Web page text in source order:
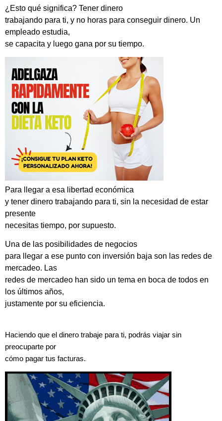
¿Esto qué significa? Tener dinero
trabajando para ti, y no horas para conseguir dinero. Un
empleado estudia,
se capacita y luego gana por su tiempo.
Para llegar a esa libertad económica
y tener dinero trabajando para ti, sin la necesidad de estar
presente
necesitas tiempo, por supuesto.
Una de las posibilidades de negocios
para llegar a ese punto con inversión baja son las redes de
mercadeo. Las
redes de mercadeo han sido un tema en boca de todos en
los últimos años,
justamente por su eficiencia.
Haciendo que el dinero trabaje para ti, podrás viajar sin
preocuparte por
cómo pagar tus facturas.